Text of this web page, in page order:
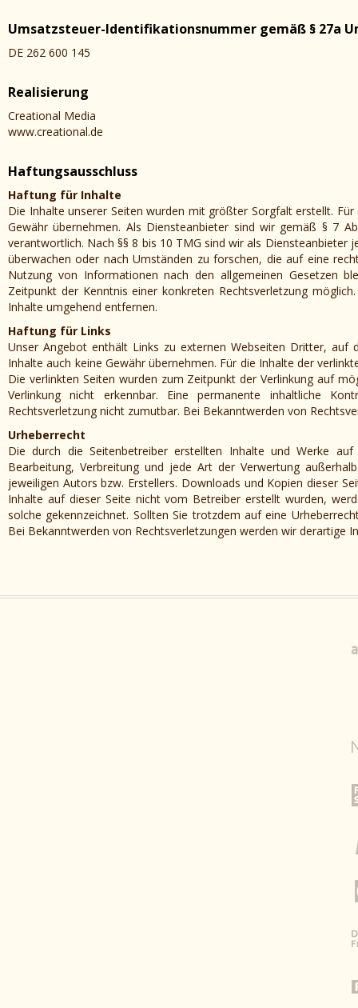
Umsatzsteuer-Identifikationsnummer gemäß § 27a
DE 262 600 145
Realisierung
Creational Media
www.creational.de
Haftungsausschluss
Haftung für Inhalte
Die Inhalte unserer Seiten wurden mit größter Sorgfalt erstellt.
Gewähr übernehmen. Als Diensteanbieter sind wir gemäß § 7
verantwortlich. Nach §§ 8 bis 10 TMG sind wir als
überwachen oder nach Umständen zu forschen, die auf eine
Nutzung von Informationen nach den allgemeinen Gesetzen
Zeitpunkt der Kenntnis einer konkreten Rechtsverletzung
Inhalte umgehend entfernen.
Haftung für Links
Unser Angebot enthält Links zu externen Webseiten Dritter,
Inhalte auch keine Gewähr übernehmen. Für die Inhalte der
Die verlinkten Seiten wurden zum Zeitpunkt der Verlinkung auf
Verlinkung nicht erkennbar. Eine permanente inhaltliche
Rechtsverletzung nicht zumutbar. Bei Bekanntwerden von
Urheberrecht
Die durch die Seitenbetreiber erstellten Inhalte und Werke
Bearbeitung, Verbreitung und jede Art der Verwertung
jeweiligen Autors bzw. Erstellers. Downloads und Kopien dieser
Inhalte auf dieser Seite nicht vom Betreiber erstellt wurden,
solche gekennzeichnet. Sollten Sie trotzdem auf eine
Bei Bekanntwerden von Rechtsverletzungen werden wir derartige